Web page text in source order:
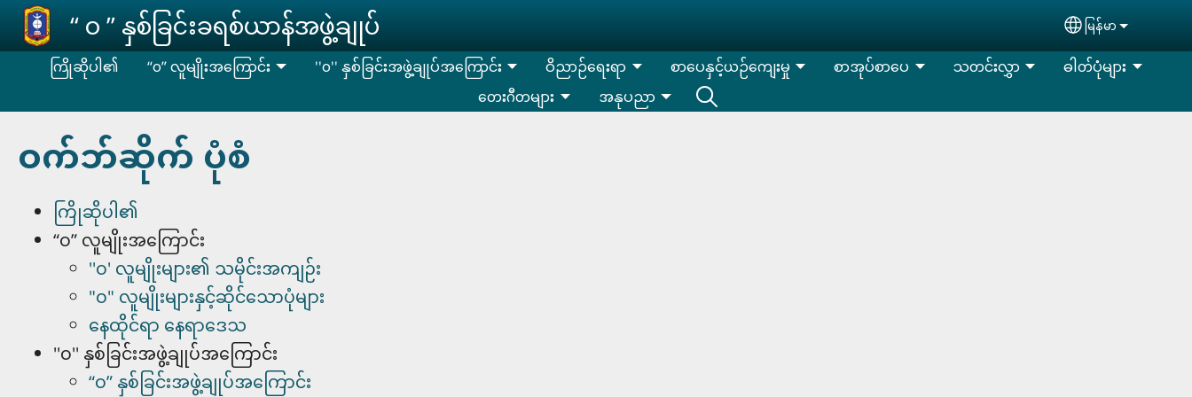
Skip to main content
‘‘ ဝ ’’ နှစ်ခြင်းခရစ်ယာန်အဖွဲ့ချုပ် Select your
မြန်မာ
ကြိုဆိုပါ၏ “၀” လူမျိုးအကြောင်း ''၀'' နှစ်ခြင်းအဖွဲ့ချုပ်အကြောင်း ဝိညာဉ်ရေးရာ စာပေနှင့်ယဉ်ကျေးမှု စာအုပ်စာပေ သတင်းလွှာ
ဓါတ်ပုံများ
တေးဂီတများ
အနုပညာ
ဝက်ဘ်ဆိုက် ပုံစံ
ကြိုဆိုပါ၏
“၀” လူမျိုးအကြောင်း
''၀' လူမျိုးများ၏ သမိုင်းအကျဉ်း
"၀" လူမျိုးများနှင့်ဆိုင်သောပုံများ
နေထိုင်ရာ နေရာဒေသ
''၀'' နှစ်ခြင်းအဖွဲ့ချုပ်အကြောင်း
“၀” နှစ်ခြင်းအဖွဲ့ချုပ်အကြောင်း